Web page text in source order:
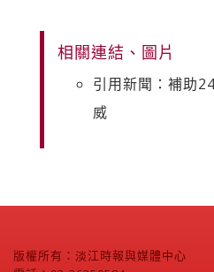
相關連結、圖片
引用新聞：補助
威
版權所有：淡江時報與媒體中心